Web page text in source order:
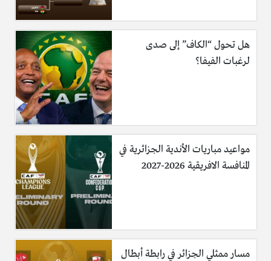
هل تحول “الكاف” إلى صدى
لرغبات الفيفا؟
مواعيد مباريات الأندية الجزائرية في
المنافسة الافريقية 2026-2027
مسار ممثلي الجزائر في رابطة أبطال